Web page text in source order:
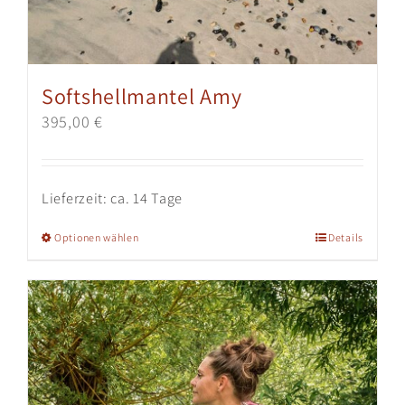
Softshellmantel Amy
395,00 €
Lieferzeit:ca. 14 Tage
Optionen wählenDieses
weist
mehrere
Varianten
auf.
Die
Optionen
Details